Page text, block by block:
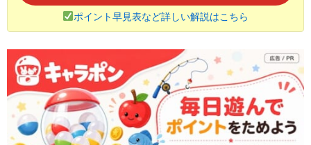
ポイント早見表など詳しい解説はこちら